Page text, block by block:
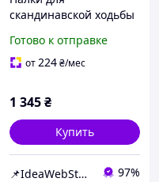
скандинавской ходьбы
туристические для
спортивной ходьбы
Готово к отправке
от224₴/мес
1 345₴
Купить
📌IdeaWebStor интернет-магазин товаров для спорта 97%